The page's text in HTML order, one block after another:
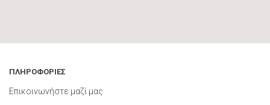
ΠΛΗΡΟΦΟΡΙΕΣ
Επικοινωνήστε μαζί μας